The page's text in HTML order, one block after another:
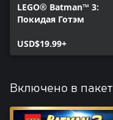
LEGO® Batman™ 3:
Покидая Готэм
USD$19.99+
Включено в пакет